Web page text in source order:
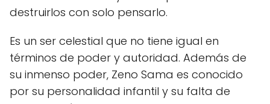
destruirlos con solo pensarlo.
Es un ser celestial que no tiene igual en
términos de poder y autoridad. Además de
su inmenso poder, Zeno Sama es conocido
por su personalidad infantil y su falta de